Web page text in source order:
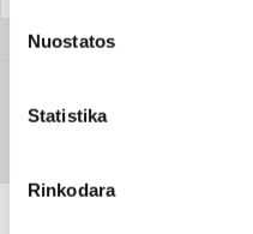
Nuostatos
Statistika
Rinkodara
0891 653 3